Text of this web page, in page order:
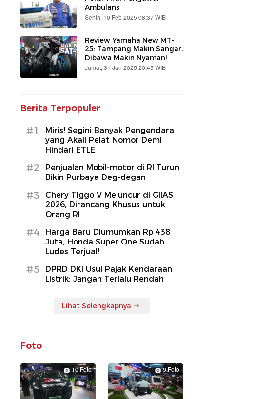
Ambulans
Senin, 10 Feb 2025 08:37 WIB
Review Yamaha New MT-
25: Tampang Makin Sangar,
Dibawa Makin Nyaman!
Jumat, 31 Jan 2025 20:45 WIB
Berita Terpopuler
#1
Miris! Segini Banyak Pengendara
yang Akali Pelat Nomor Demi
Hindari ETLE
#2
Penjualan Mobil-motor di RI Turun
Bikin Purbaya Deg-degan
#3
Chery Tiggo V Meluncur di GIIAS
2026, Dirancang Khusus untuk
Orang RI
#4
Harga Baru Diumumkan Rp 438
Juta, Honda Super One Sudah
Ludes Terjual!
#5
DPRD DKI Usul Pajak Kendaraan
Listrik: Jangan Terlalu Rendah
Lihat Selengkapnya
Foto
10 Foto 9 Foto